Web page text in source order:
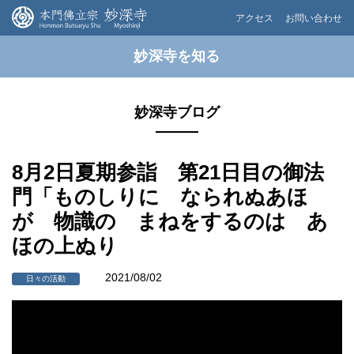
アクセス お問い合わせ
妙深寺を知る
妙深寺ブログ
8月2日夏期参詣 第21日目の御法
門「ものしりに なられぬあほ
が 物識の まねをするのは あ
ほの上ぬり
日々の活動 2021/08/02